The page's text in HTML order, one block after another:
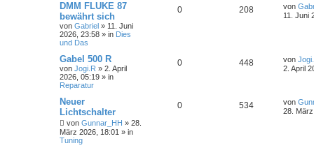
DMM FLUKE 87
bewährt sich
von Gabriel » 11. Juni
2026, 23:58 » in Dies
und Das
0 208 von
11. Juni
Gabel 500 R
von Jogi.R » 2. April
2026, 05:19 » in
Reparatur
0 448 von
2. April
Neuer
Lichtschalter
von Gunnar_HH » 28.
März 2026, 18:01 » in
Tuning
0 534 von
28.